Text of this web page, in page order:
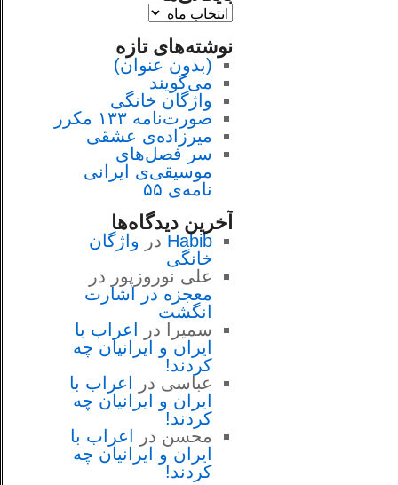
نوشته‌های تازه
(بدون عنوان)
می‌گویند
واژگان خانگی
صورت‌نامه ۱۳۳ مکرر
میرزاده‌ی عشقی
سر فصل‌هاى
موسيقى‌ی ايرانى
نامه‌ی ۵۵
آخرین دیدگاه‌ها
Habib در واژگان
خانگی
علی نوروزپور در
معجزه در اشارت
انگشت
سمیرا
در
اعراب با
ايران و ايرانيان چه
كردند!
عباسی در
اعراب با
ايران و ايرانيان چه
كردند!
محسن در
اعراب با
ايران و ايرانيان چه
كردند!